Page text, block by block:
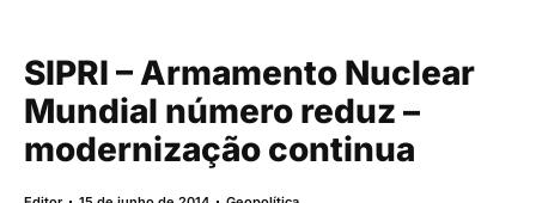
SIPRI – Armamento Nuclear
Mundial número reduz –
modernização continua